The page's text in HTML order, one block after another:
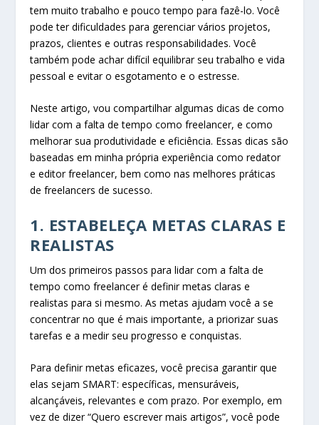
tem muito trabalho e pouco tempo para fazê-lo. Você
pode ter dificuldades para gerenciar vários projetos,
prazos, clientes e outras responsabilidades. Você
também pode achar difícil equilibrar seu trabalho e vida
pessoal e evitar o esgotamento e o estresse.
Neste artigo, vou compartilhar algumas dicas de como
lidar com a falta de tempo como freelancer, e como
melhorar sua produtividade e eficiência. Essas dicas são
baseadas em minha própria experiência como redator
e editor freelancer, bem como nas melhores práticas
de freelancers de sucesso.
1. ESTABELEÇA METAS CLARAS E
REALISTAS
Um dos primeiros passos para lidar com a falta de
tempo como freelancer é definir metas claras e
realistas para si mesmo. As metas ajudam você a se
concentrar no que é mais importante, a priorizar suas
tarefas e a medir seu progresso e conquistas.
Para definir metas eficazes, você precisa garantir que
elas sejam SMART: específicas, mensuráveis,
alcançáveis, relevantes e com prazo. Por exemplo, em
vez de dizer “Quero escrever mais artigos”, você pode